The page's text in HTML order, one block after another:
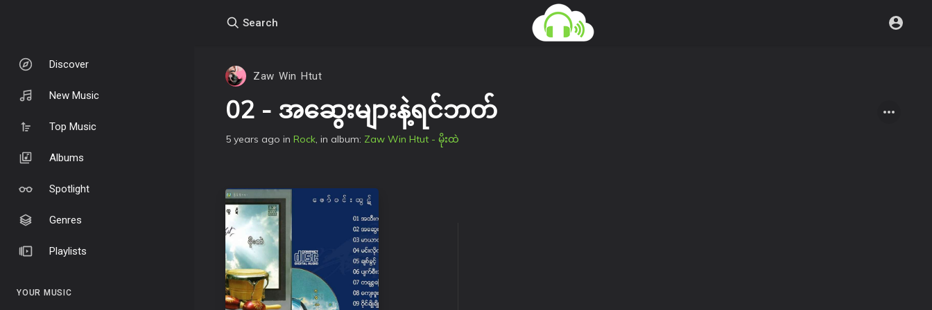
Discover
New Music
Top Music
Albums
Spotlight
Genres
Playlists
YOUR MUSIC
Search
Zaw Win Htut
02 - အဆွေးများနဲ့ရင်ဘတ်
5 years ago in Rock, in album: Zaw Win Htut - မိုးထဲ